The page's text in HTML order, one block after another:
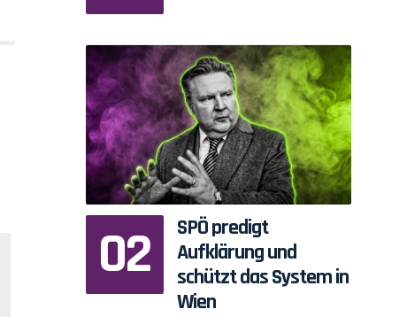
SPÖ predigt
Aufklärung und
schützt das System in
Wien